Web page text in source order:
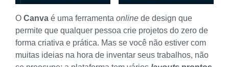
O Canva é uma ferramenta online de design que
permite que qualquer pessoa crie projetos do zero de
forma criativa e prática. Mas se você não estiver com
muitas ideias na hora de inventar seus trabalhos, não